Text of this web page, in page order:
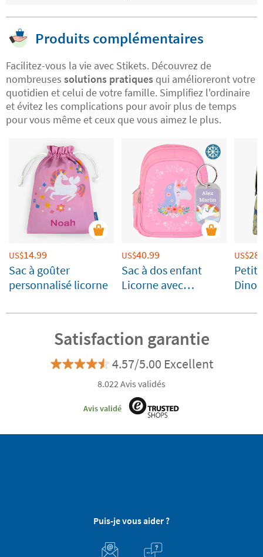
Produits complémentaires
Facilitez-vous la vie avec Stikets. Découvrez de
nombreuses solutions pratiques qui amélioreront votre
quotidien et celui de votre famille. Simplifiez l'ordinaire
et évitez les complications pour avoir plus de temps
pour vous même et ceux que vous aimez le plus.
US$14.99
Sac à goûter
personnalisé licorne
US$40.99
Sac à dos enfant
Licorne avec
isotherme A Little
Lovely Company
personnalisée
US$
Petit
Satisfaction garantie
4.57/5.00 Excellent
8.022 Avis validés
Avis validé
Puis-je vous aider ?